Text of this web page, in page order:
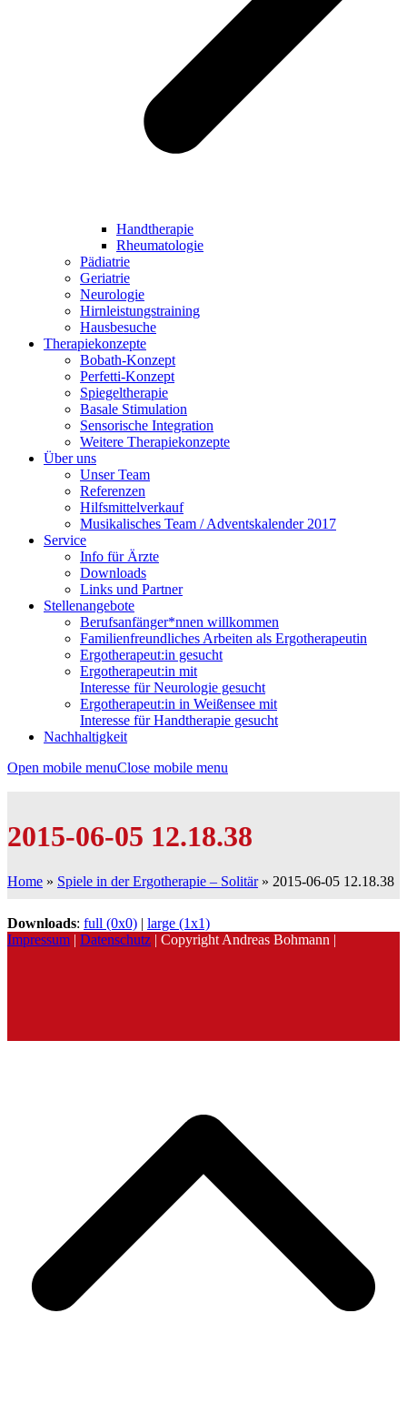
Handtherapie
Rheumatologie
Pädiatrie
Geriatrie
Neurologie
Hirnleistungstraining
Hausbesuche
Therapiekonzepte
Bobath-Konzept
Perfetti-Konzept
Spiegeltherapie
Basale Stimulation
Sensorische Integration
Weitere Therapiekonzepte
Über uns
Unser Team
Referenzen
Hilfsmittelverkauf
Musikalisches Team / Adventskalender 2017
Service
Info für Ärzte
Downloads
Links und Partner
Stellenangebote
Berufsanfänger*nnen willkommen
Familienfreundliches Arbeiten als Ergotherapeutin
Ergotherapeut:in gesucht
Ergotherapeut:in mit
Interesse für Neurologie gesucht
Ergotherapeut:in in Weißensee mit
Interesse für Handtherapie gesucht
Nachhaltigkeit
Open mobile menuClose mobile menu
2015-06-05 12.18.38
Home » Spiele in der Ergotherapie – Solitär» 2015-06-05 12.18.38
Downloads: full (0x0) | large (1x1)
Impressum | Datenschutz | Copyright Andreas Bohmann |